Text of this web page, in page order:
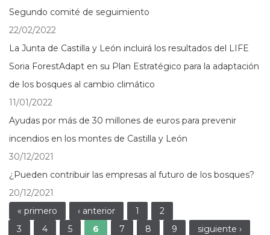
Segundo comité de seguimiento
22/02/2022
La Junta de Castilla y León incluirá los resultados del LIFE
Soria ForestAdapt en su Plan Estratégico para la adaptación
de los bosques al cambio climático
11/01/2022
Ayudas por más de 30 millones de euros para prevenir
incendios en los montes de Castilla y León
30/12/2021
¿Pueden contribuir las empresas al futuro de los bosques?
20/12/2021
Páginas
« primero ‹ anterior 1
2
3
4 5 6 7 8 9
siguiente ›